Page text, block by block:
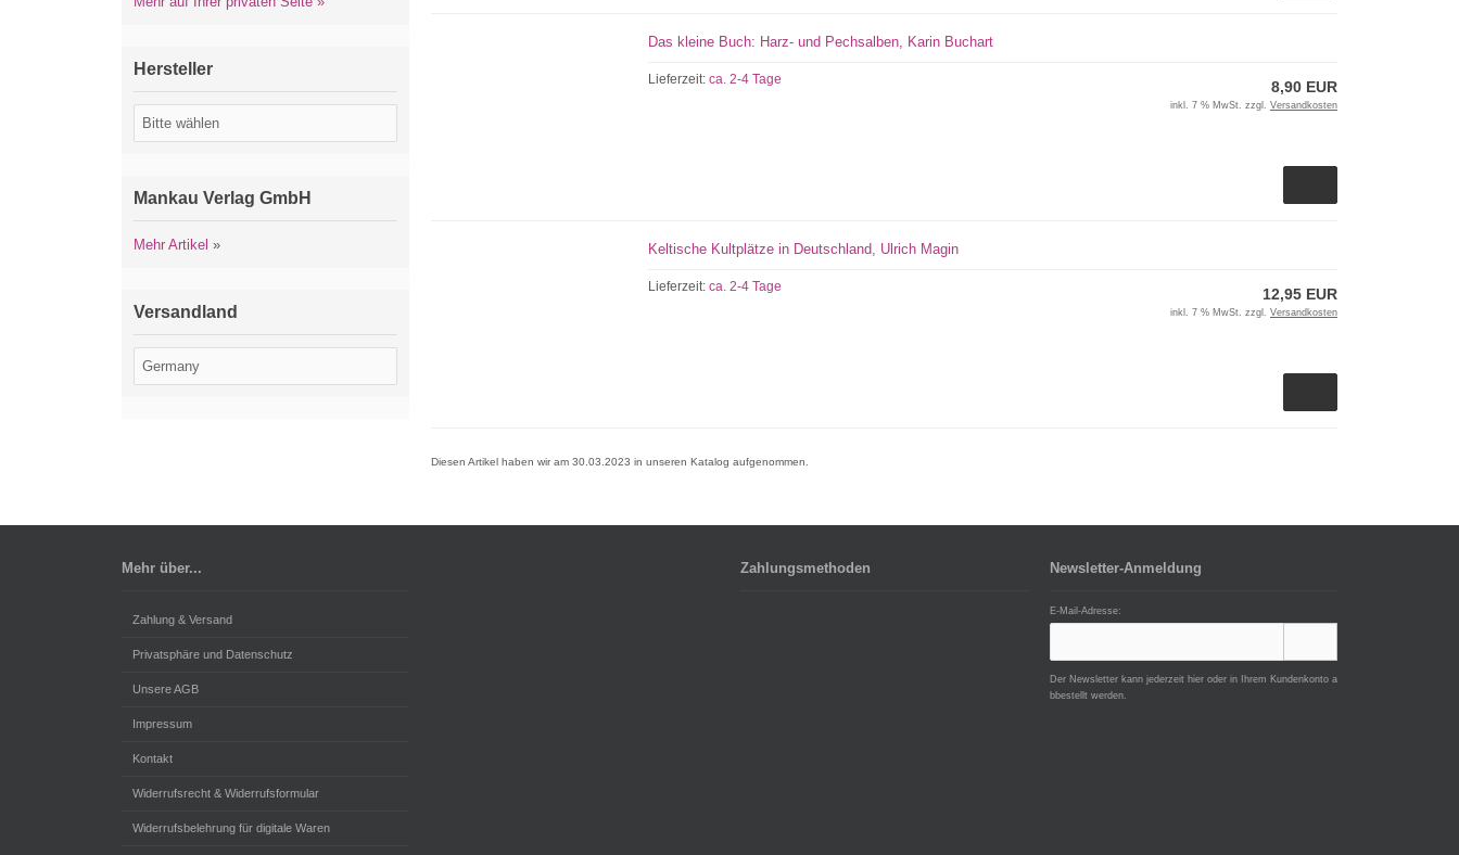
Das kleine Buch: Harz- und Pechsalben, Karin Buchart
Lieferzeit:ca. 2-4 Tage 8,90 EUR
inkl. 7 % MwSt. zzgl. Versandkosten
Keltische Kultplätze in Deutschland, Ulrich Magin
Lieferzeit:ca. 2-4 Tage 12,95 EUR
inkl. 7 % MwSt. zzgl. Versandkosten
Diesen Artikel haben wir am 30.03.2023 in unseren Katalog aufgenommen.
Hersteller
Mankau Verlag GmbH
Mehr Artikel »
Versandland
Mehr über...
Zahlung & Versand
Privatsphäre und Datenschutz
Unsere AGB
Impressum
Kontakt
Widerrufsrecht & Widerrufsformular
Widerrufsbelehrung für digitale Waren
Zahlungsmethoden Newsletter-Anmeldung
E-Mail-Adresse:
Der Newsletter kann jederzeit hier oder in Ihrem Kundenkonto a
bbestellt werden.